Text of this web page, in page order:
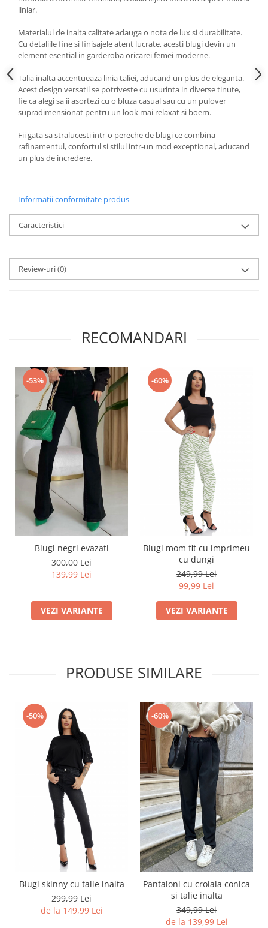
liniar.
Materialul de inalta calitate adauga o nota de lux si durabilitate.
Cu detaliile fine si finisajele atent lucrate, acesti blugi devin un
element esential in garderoba oricarei femei moderne.
Talia inalta accentueaza linia taliei, aducand un plus de eleganta.
Acest design versatil se potriveste cu usurinta in diverse tinute,
fie ca alegi sa ii asortezi cu o bluza casual sau cu un pulover
supradimensionat pentru un look mai relaxat si boem.
Fii gata sa stralucesti intr-o pereche de blugi ce combina
rafinamentul, confortul si stilul intr-un mod exceptional, aducand
un plus de incredere.
Informatii conformitate produs
Caracteristici
Review-uri(0)
RECOMANDARI
-53%
Blugi negri evazati
300,00 Lei
139,99 Lei
VEZI VARIANTE
-60%
Blugi mom fit cu imprimeu
cu dungi
249,99 Lei
99,99 Lei
VEZI VARIANTE
PRODUSE SIMILARE
-50%
Blugi skinny cu talie inalta
299,99 Lei
de la 149,99 Lei
-60%
Pantaloni cu croiala conica
si talie inalta
349,99 Lei
de la 139,99 Lei